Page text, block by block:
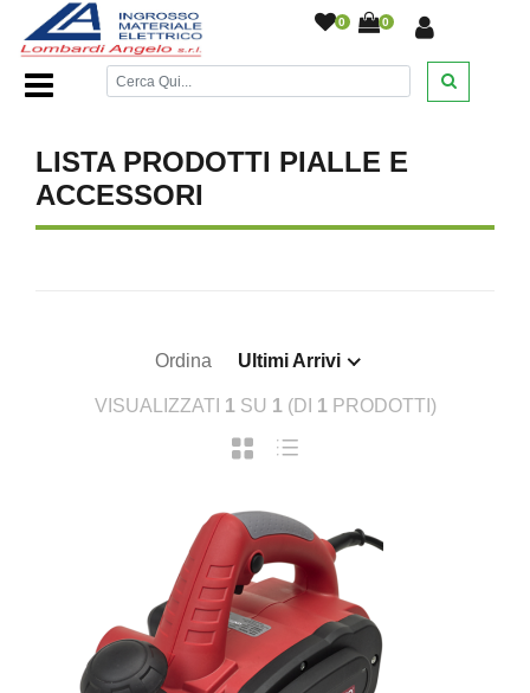
0 0
Home Page/DESANTIS////
LISTA PRODOTTI PIALLE E
ACCESSORI
Ordina Ultimi Arrivi
VISUALIZZATI 1 SU 1 (DI 1 PRODOTTI)